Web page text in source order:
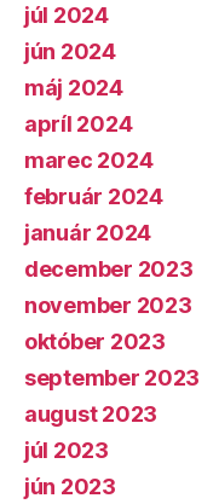
júl 2024
jún 2024
máj 2024
apríl 2024
marec 2024
február 2024
január 2024
december 2023
november 2023
október 2023
september 2023
august 2023
júl 2023
jún 2023